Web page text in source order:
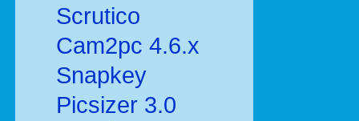
Scrutico
Cam2pc 4.6.x
Snapkey
Picsizer 3.0